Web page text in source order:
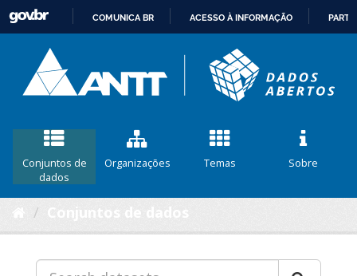
CONTEÚDO
COMUNICA BR ACESSO À INFORMAÇÃO
Conjuntos de
dados
Organizações Temas Sobre